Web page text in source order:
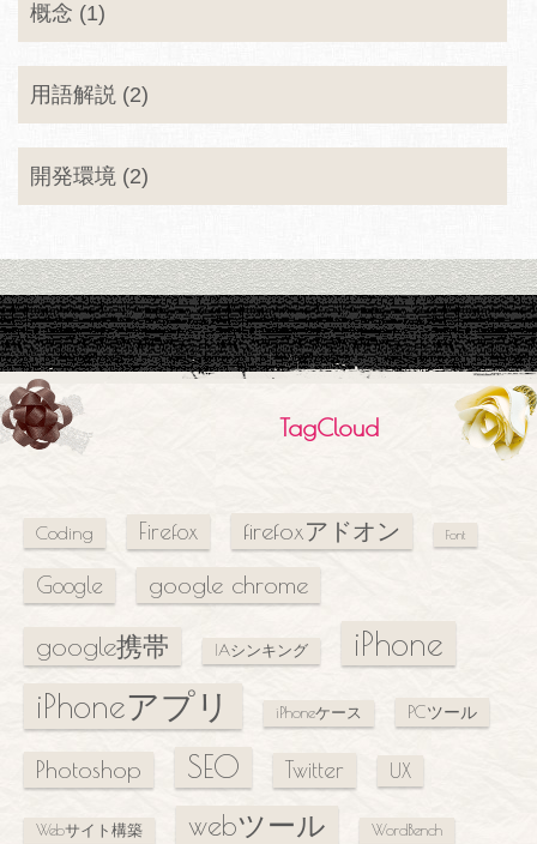
概念 (1)
用語解説 (2)
開発環境 (2)
TagCloud
Coding Firefox firefoxアドオン Font
Google google chrome
google携帯 IAシンキング
iPhone
iPhoneアプリ
iPhoneケース PCツール
Photoshop SEO Twitter UX
Webサイト構築 webツール WordBench